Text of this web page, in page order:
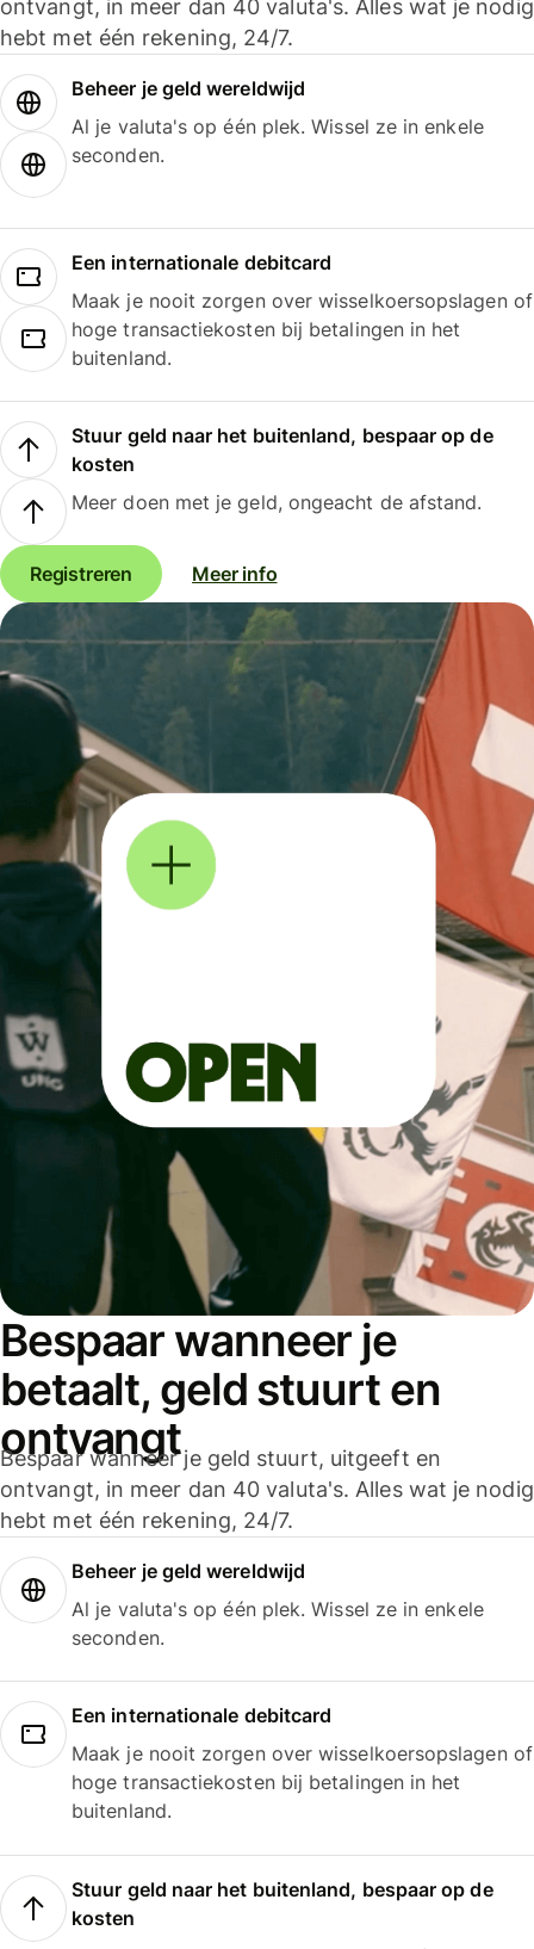
ontvangt, in meer dan 40 valuta's. Alles wat je nodig
hebt met één rekening, 24/7.
Beheer je geld wereldwijd
Al je valuta's op één plek. Wissel ze in enkele
seconden.
Een internationale debitcard
Maak je nooit zorgen over wisselkoersopslagen of
hoge transactiekosten bij betalingen in het
buitenland.
Stuur geld naar het buitenland, bespaar op de
kosten
Meer doen met je geld, ongeacht de afstand.
Registreren Meer info
Bespaar wanneer je
betaalt, geld stuurt en
ontvangt
Bespaar wanneer je geld stuurt, uitgeeft en
ontvangt, in meer dan 40 valuta's. Alles wat je nodig
hebt met één rekening, 24/7.
Beheer je geld wereldwijd
Al je valuta's op één plek. Wissel ze in enkele
seconden.
Een internationale debitcard
Maak je nooit zorgen over wisselkoersopslagen of
hoge transactiekosten bij betalingen in het
buitenland.
Stuur geld naar het buitenland, bespaar op de
kosten